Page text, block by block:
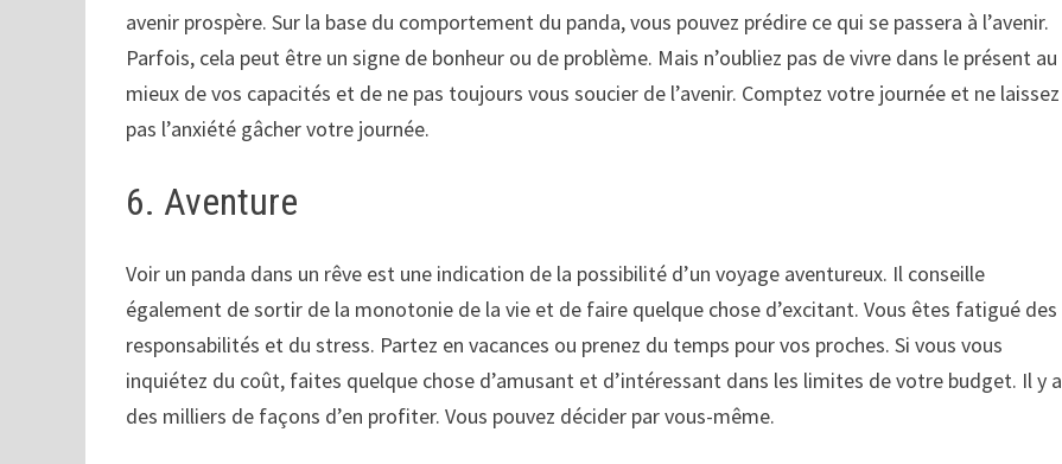
avenir prospère. Sur la base du comportement du panda, vous pouvez prédire ce qui se passera à l’avenir.
Parfois, cela peut être un signe de bonheur ou de problème. Mais n’oubliez pas de vivre dans le présent au
mieux de vos capacités et de ne pas toujours vous soucier de l’avenir. Comptez votre journée et ne laissez
pas l’anxiété gâcher votre journée.
6. Aventure
Voir un panda dans un rêve est une indication de la possibilité d’un voyage aventureux. Il conseille
également de sortir de la monotonie de la vie et de faire quelque chose d’excitant. Vous êtes fatigué des
responsabilités et du stress. Partez en vacances ou prenez du temps pour vos proches. Si vous vous
inquiétez du coût, faites quelque chose d’amusant et d’intéressant dans les limites de votre budget. Il y a
des milliers de façons d’en profiter. Vous pouvez décider par vous-même.